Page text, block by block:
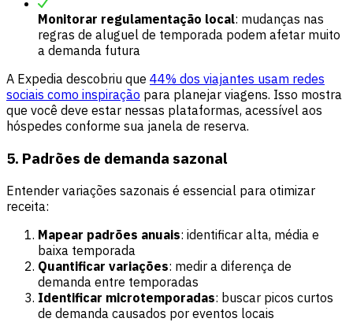
Monitorar regulamentação local: mudanças nas
regras de aluguel de temporada podem afetar muito
a demanda futura
A Expedia descobriu que 44% dos viajantes usam redes
sociais como inspiração para planejar viagens. Isso mostra
que você deve estar nessas plataformas, acessível aos
hóspedes conforme sua janela de reserva.
5. Padrões de demanda sazonal
Entender variações sazonais é essencial para otimizar
receita:
Mapear padrões anuais: identificar alta, média e
baixa temporada
Quantificar variações: medir a diferença de
demanda entre temporadas
Identificar microtemporadas: buscar picos curtos
de demanda causados por eventos locais